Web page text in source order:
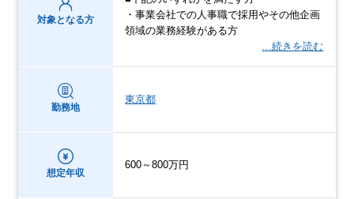
対象となる方
・事業会社での人事職で採用やその他企画
領域の業務経験がある方
…続きを読む
勤務地
東京都
想定年収
600～800万円